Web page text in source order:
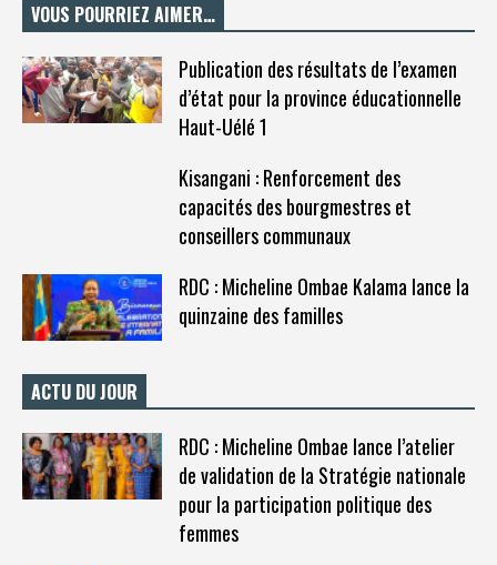
VOUS POURRIEZ AIMER…
Publication des résultats de l’examen
d’état pour la province éducationnelle
Haut-Uélé 1
Kisangani : Renforcement des
capacités des bourgmestres et
conseillers communaux
RDC : Micheline Ombae Kalama lance la
quinzaine des familles
ACTU DU JOUR
RDC : Micheline Ombae lance l’atelier
de validation de la Stratégie nationale
pour la participation politique des
femmes